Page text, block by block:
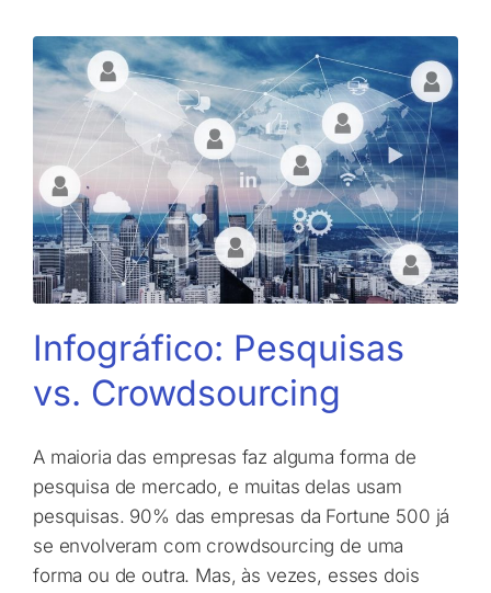
Infográfico: Pesquisas
vs. Crowdsourcing
A maioria das empresas faz alguma forma de
pesquisa de mercado, e muitas delas usam
pesquisas. 90% das empresas da Fortune 500 já
se envolveram com crowdsourcing de uma
forma ou de outra. Mas, às vezes, esses dois